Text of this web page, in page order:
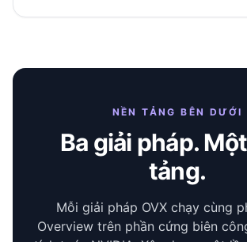
NỀN TẢNG BÊN DƯỚI
Ba giải pháp.
tảng.
Mỗi giải pháp OVX chạy cùng
Overview trên phần cứng biên